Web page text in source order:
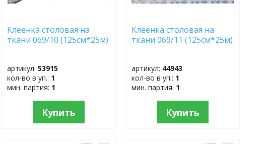
Клеёнка столовая на
ткани 069/10 (125см*25м)
артикул:53915
кол-во в уп.: 1
мин. партия: 1
Купить
Клеёнка столовая на
ткани 069/11 (125см*25м)
артикул: 44943
кол-во в уп.: 1
мин. партия: 1
Купить